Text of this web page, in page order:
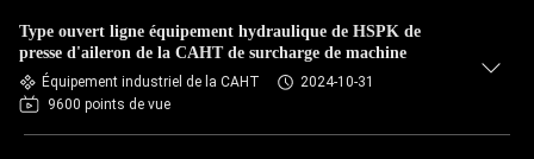
Type ouvert ligne équipement hydraulique de HSPK de
presse d'aileron de la CAHT de surcharge de machine
Équipement industriel de la CAHT
2024-10-31
9600 points de vue